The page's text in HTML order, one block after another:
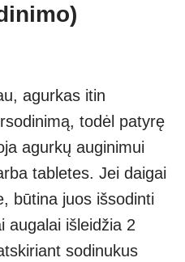
agurkas itin
todėl patyrę
agurkų auginimui
tabletes. Jei daigai
būtina juos išsodinti
augalai išleidžia 2
sodinukus